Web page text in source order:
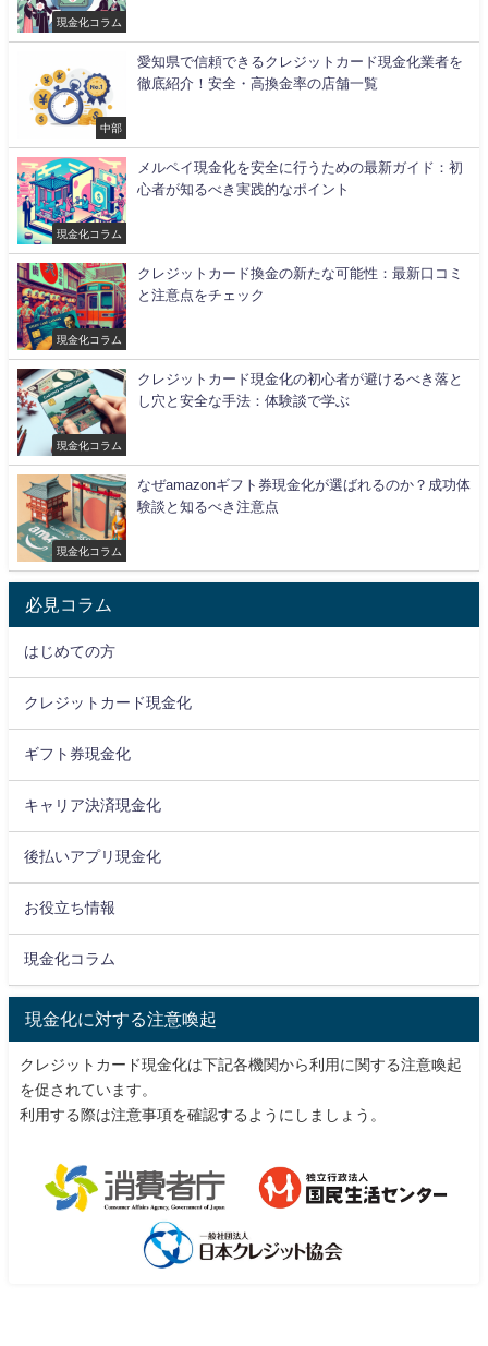
現金化コラム
中部
愛知県で信頼できるクレジットカード現金化業者を
徹底紹介！安全・高換金率の店舗一覧
現金化コラム
メルペイ現金化を安全に行うための最新ガイド：初
心者が知るべき実践的なポイント
現金化コラム
クレジットカード換金の新たな可能性：最新口コミ
と注意点をチェック
現金化コラム
クレジットカード現金化の初心者が避けるべき落と
し穴と安全な手法：体験談で学ぶ
現金化コラム
なぜamazonギフト券現金化が選ばれるのか？成功体
験談と知るべき注意点
必見コラム
はじめての方
クレジットカード現金化
ギフト券現金化
キャリア決済現金化
後払いアプリ現金化
お役立ち情報
現金化コラム
現金化に対する注意喚起
クレジットカード現金化は下記各機関から利用に関する注意喚起
を促されています。
利用する際は注意事項を確認するようにしましょう。